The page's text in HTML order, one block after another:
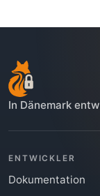
In Dänemark
ENTWICKLER
Dokumentation